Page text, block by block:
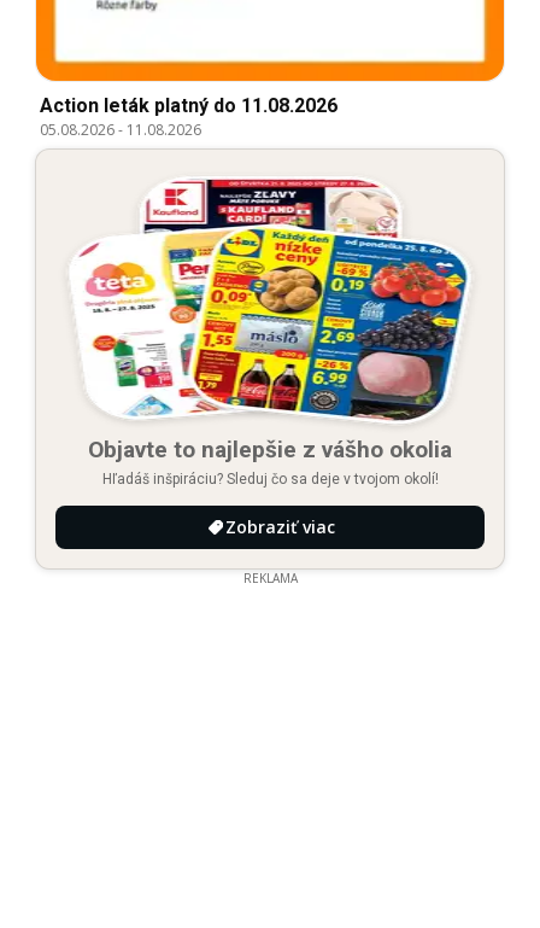
Action leták platný do 11.08.2026
05.08.2026- 11.08.2026
Objavte to najlepšie z vášho okolia
Hľadáš inšpiráciu? Sleduj čo sa deje v tvojom okolí!
Zobraziť viac
REKLAMA